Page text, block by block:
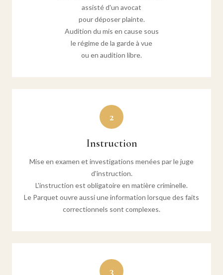
assisté d'un avocat
pour déposer plainte.
Audition du mis en cause sous
le régime de la garde à vue
ou en audition libre.
2
Instruction
Mise en examen et investigations menées par le juge
d'instruction.
L'instruction est obligatoire en matière criminelle.
Le Parquet ouvre aussi une information lorsque des faits
correctionnels sont complexes.
3